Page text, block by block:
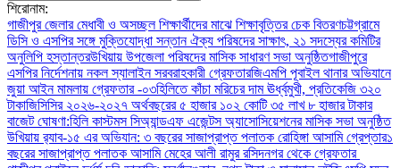
শিরোনাম:
গাজীপুর জেলার মেধাবী ও অসচ্ছল শিক্ষার্থীদের মাঝে শিক্ষাবৃত্তির চেক বিতরণচট্টগ্রামে
ডিসি ও এসপির সঙ্গে মুক্তিযোদ্ধা সন্তান ঐক্য পরিষদের সাক্ষাৎ, ২১ সদস্যের কমিটির
অনুলিপি হস্তান্তরউখিয়ায় উপজেলা পরিষদের মাসিক সাধারণ সভা অনুষ্ঠিতগাজীপুরে
এসপির নির্দেশনায় নকল স্যালাইন সরবরাহকারী গ্রেফতারজিএমপি পূবাইল থানার অভিযানে
জুয়া আইন মামলায় গ্রেফতার -০৩হিলিতে কাঁচা মরিচের দাম ঊর্ধ্বমুখী, প্রতিকেজি ৩২০
টাকাজিসিসির ২০২৬-২০২৭ অর্থবছরের ৫ হাজার ১০২ কোটি ৩৫ লাখ ৮ হাজার টাকার
বাজেট ঘোষণা:হিলি কাস্টমস সিঅ্যান্ডএফ এজেন্টস অ্যাসোসিয়েশনের মাসিক সভা অনুষ্ঠিত
উখিয়ায় র‍্যাব-১৫ এর অভিযান: ৩ বছরের সাজাপ্রাপ্ত পলাতক রোহিঙ্গা আসামি গ্রেপ্তার১
বছরের সাজাপ্রাপ্ত পলাতক আসামি মেহের আলী রামুর রসিদনগর থেকে গ্রেফতার ‎